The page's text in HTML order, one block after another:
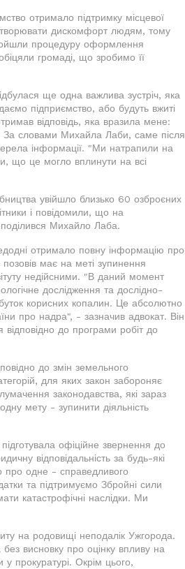
отримало підтримку місцевої
дискомфорт людям, тому
процедуру оформлення
громаді, що зробимо її
ще одна важлива зустріч, яка
підприємство, або будуть вжиті
відповідь, яка вразила мене:
За словами Михайла Лаби, саме після
інформації. "Ми натрапили на
що це могло вплинути на всі
увійшло близько 60 озброєних
і повідомили, що на
Михайло Лаба.
отримало повну інформацію про
має на меті зупинення
недійсними. "В даний момент
дослідження та дослідно-
корисних копалин. Це абсолютно
про надра", - зазначив адвокат. Він
до програми робіт до
до змін земельного
для яких закон забороняє
законодавства, які зараз
мету - зупинити діяльність
офіційне звернення до
відповідальність за будь-які
про одне - справедливого
та підтримуємо Збройні сили
катастрофічні наслідки. Ми
на родовищі неподалік Ужгорода.
висновку про оцінку впливу на
прокуратурі. Окрім цього,